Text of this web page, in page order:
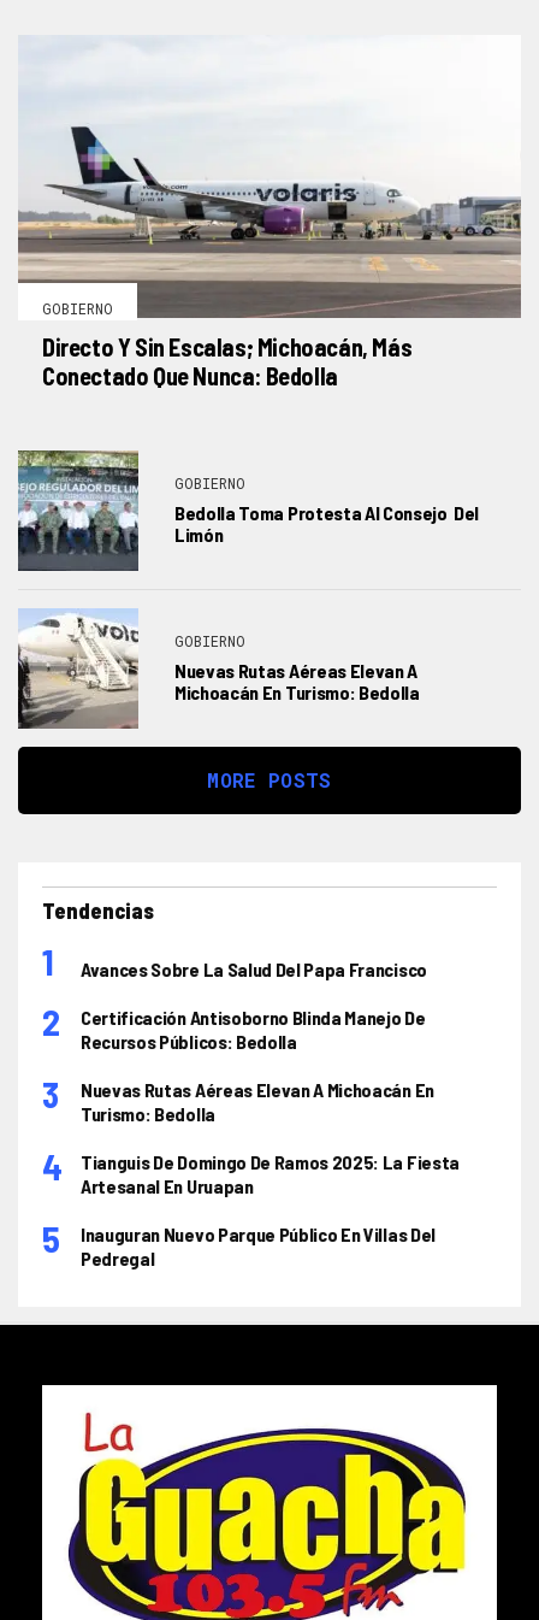
GOBIERNO
Directo Y Sin Escalas; Michoacán, Más
Conectado Que Nunca: Bedolla
GOBIERNO
Bedolla Toma Protesta Al Consejo Del
Limón
GOBIERNO
Nuevas Rutas Aéreas Elevan A
Michoacán En Turismo: Bedolla
MORE POSTS
Tendencias
Avances Sobre La Salud Del Papa Francisco
Certificación Antisoborno Blinda Manejo De
Recursos Públicos: Bedolla
Nuevas Rutas Aéreas Elevan A Michoacán En
Turismo: Bedolla
Tianguis De Domingo De Ramos 2025: La Fiesta
Artesanal En Uruapan
Inauguran Nuevo Parque Público En Villas Del
Pedregal